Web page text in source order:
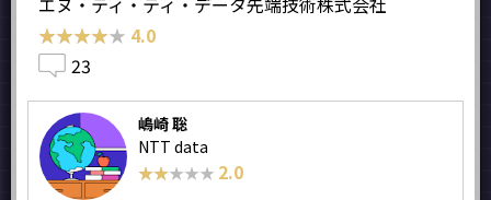
★★★★★
★★★★★ 4.0
23
嶋崎 聡
NTT data
★★★★★
★★★★★ 2.0